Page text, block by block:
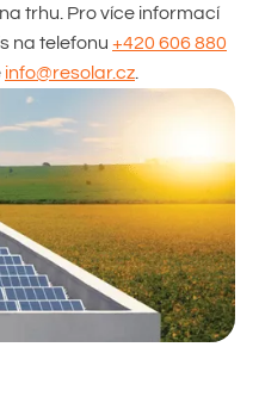
trhu. Pro více informací
na telefonu +420 606 880
info@resolar.cz.